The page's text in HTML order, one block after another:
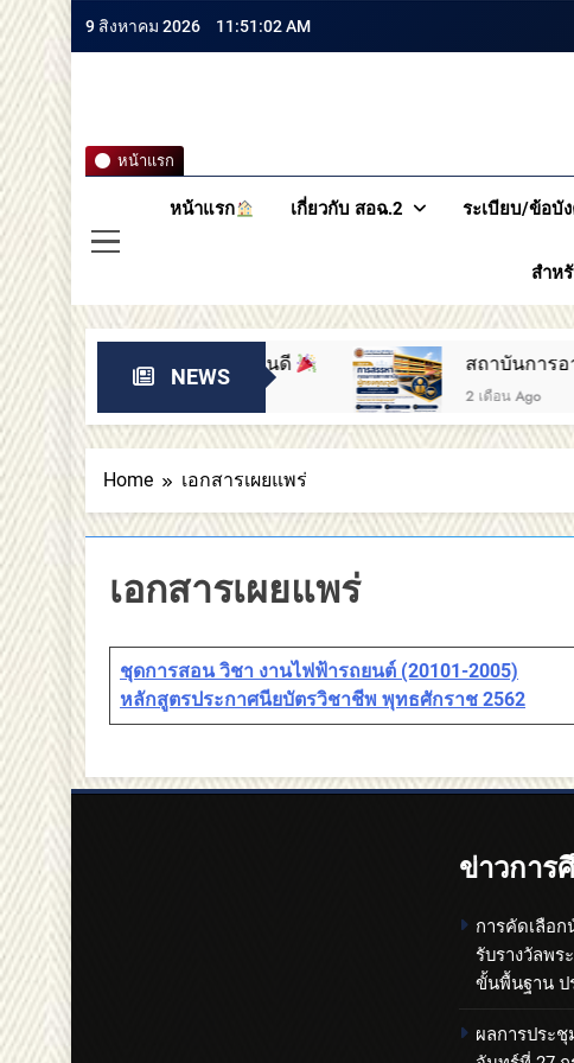
9 สิงหาคม 2026 11:51:03 AM
หน้าแรก เกี่ยวกับ สอฉ.2 ระเบียบ/ข้อบั
สำห
หน้าแรก
NEWS
อ 2 ขอแสดงความยินดี สถาบันการอาชีวศึกษาภ
2 เดือน Ago
Home เอกสารเผยแพร่
เอกสารเผยแพร่
ชุดการสอน วิชา งานไฟฟ้ารถยนต์ (20101-2005)
หลักสูตรประกาศนียบัตรวิชาชีพ พุทธศักราช 2562
ข่าวการ
การคัดเลือก
รับรางวัลพร
ขั้นพื้นฐาน ป
ผลการประชุ